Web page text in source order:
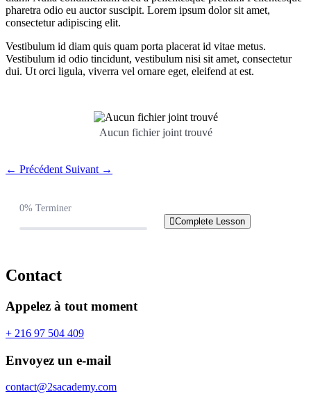
pharetra odio eu auctor suscipit. Lorem ipsum dolor sit amet,
consectetur adipiscing elit.
Vestibulum id diam quis quam porta placerat id vitae metus.
Vestibulum id odio tincidunt, vestibulum nisi sit amet, consectetur
dui. Ut orci ligula, viverra vel ornare eget, eleifend at est.
Aucun fichier joint trouvé
← Précédent Suivant →
0% Terminer
Complete Lesson
Contact
Appelez à tout moment
+ 216 97 504 409
Envoyez un e-mail
contact@2sacademy.com